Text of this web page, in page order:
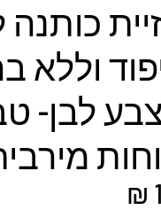
וללא
לבן-
₪